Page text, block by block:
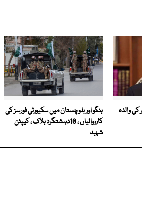
کی والدہ
ہنگو اور بلوچستان میں سکیورٹی فورسز کی
کارروائیاں ، 10دہشتگرد ہلاک ، کیپٹن
شہید